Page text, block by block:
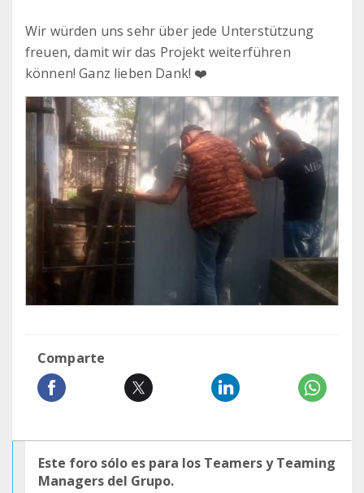
Wir würden uns sehr über jede Unterstützung
freuen, damit wir das Projekt weiterführen
können! Ganz lieben Dank! ❤️
Comparte
Este foro sólo es para los Teamers y Teaming
Managers del Grupo.